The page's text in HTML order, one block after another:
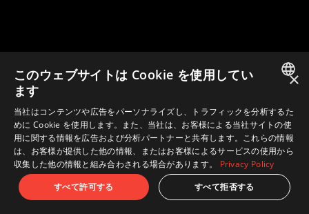
更新信息
JAPANESE
ENGLISH
×
このウェブサイトは Cookie を使用してい
ます
当社はコンテンツや広告をパーソナライズし、トラフィックを分析するた
めに Cookie を使用します。また、当社は、お客様による当社サイトの使
用に関する情報を広告および分析パートナーと共有します。これらの情報
は、お客様が提供した他の情報、またはお客様によるサービスの使用から
収集した他の情報と組み合わされる場合があります。
Privacy Policy
すべて許可する
すべて拒否する